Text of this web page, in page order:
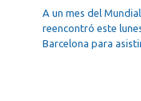
A un mes del
reencontró este
Barcelona para